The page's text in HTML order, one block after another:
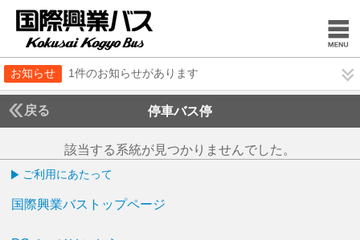
お知らせ 1件のお知らせがあります
戻る 停車バス停
該当する系統が見つかりませんでした。
ご利用にあたって
国際興業バストップページ